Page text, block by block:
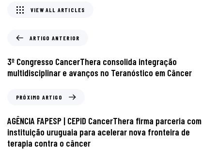
ARTIGO ANTERIOR
3º Congresso CancerThera consolida integração
multidisciplinar e avanços no Teranóstico em Câncer
VIEW ALL ARTICLES
PRÓXIMO ARTIGO
AGÊNCIA FAPESP | CEPID CancerThera firma parceria com
instituição uruguaia para acelerar nova fronteira de
terapia contra o câncer